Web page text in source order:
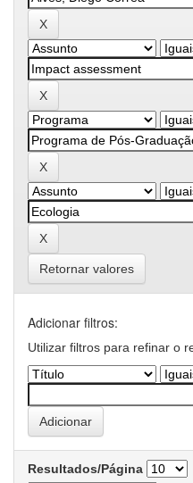
Retornar valores
Adicionar filtros:
Utilizar filtros para refinar o
Resultados/Página